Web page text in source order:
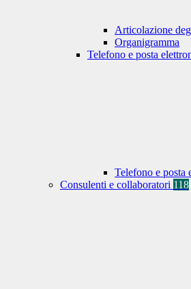
Articolazione
Organigramma
Telefono e posta
Telefono e posta
Consulenti e collaboratori 118